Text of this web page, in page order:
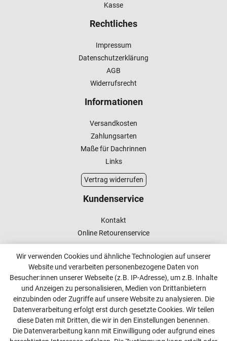
Kasse
Rechtliches
Impressum
Datenschutzerklärung
AGB
Widerrufsrecht
Informationen
Versandkosten
Zahlungsarten
Maße für Dachrinnen
Links
Vertrag widerrufen
Kundenservice
Kontakt
Online Retourenservice
Kontakt
info@dachdecker-shop.de
+49 3501 507295
Montag - Freitag, 08:00 - 16:00
Anrufe aus dem dt. Festnetz zum Ortstarif, Preise aus dem
Mobilfunknetz ggf. abweichend (abhängig vom Provider).
Wir verwenden Cookies und ähnliche Technologien auf unserer
Website und verarbeiten personenbezogene Daten von
Besucher:innen unserer Webseite (z.B. IP-Adresse), um z.B. Inhalte
und Anzeigen zu personalisieren, Medien von Drittanbietern
einzubinden oder Zugriffe auf unsere Website zu analysieren. Die
Datenverarbeitung erfolgt erst durch gesetzte Cookies. Wir teilen
diese Daten mit Dritten, die wir in den Einstellungen benennen.
Die Datenverarbeitung kann mit Einwilligung oder aufgrund eines